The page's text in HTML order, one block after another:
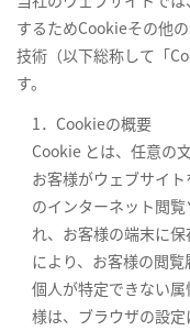
するためCookieその他
技術（以下総称して「
す。
1．Cookieの概要
Cookie とは、任意の
お客様がウェブサイ
のインターネット閲
れ、お客様の端末に
により、お客様の閲覧
個人が特定できない
様は、ブラウザの設